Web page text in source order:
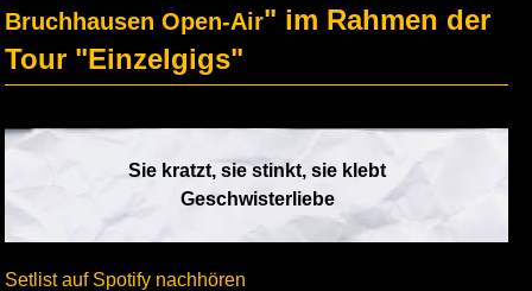
Bruchhausen Open-Air" im Rahmen der
Tour "Einzelgigs"
Sie kratzt, sie stinkt, sie klebt
Geschwisterliebe
Setlist auf Spotify nachhören